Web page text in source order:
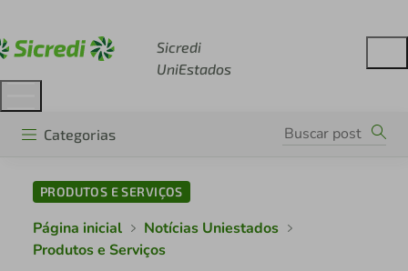
Sicredi
UniEstados
Categorias
PRODUTOS E SERVIÇOS
Página inicial
Notícias Uniestados
Produtos e Serviços